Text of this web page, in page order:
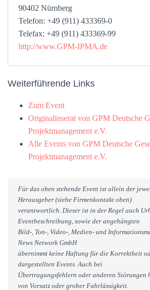
90402 Nürnberg
Telefon: +49 (911) 433369-0
Telefax: +49 (911) 433369-99
http://www.GPM-IPMA.de
Weiterführende Links
Zum Event
Originalinserat von GPM Deutsche
Projektmanagement e.V.
Alle Events von GPM Deutsche
Projektmanagement e.V.
Für das oben stehende Event ist allein der
Herausgeber (siehe Firmenkontakt oben)
verantwortlich. Dieser ist in der Regel auch
Eventbeschreibung, sowie der angehängten
Bild-, Ton-, Video-, Medien- und
News Network GmbH
übernimmt keine Haftung für die Korrektheit
dargestellten Events. Auch bei
Übertragungsfehlern oder anderen Störungen
von Vorsatz oder grober Fahrlässigkeit.